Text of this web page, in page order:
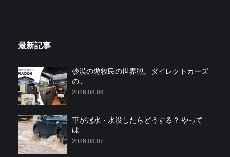
最新記事
砂漠の遊牧民の世界観。ダイレクトカーズ
の...
2026.08.08
車が冠水・水没したらどうする？ やって
は...
2026.08.07